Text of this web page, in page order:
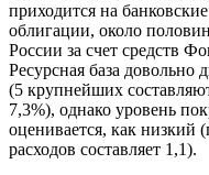
приходится на
облигации, около
России за счет средств
Ресурсная база довольно
(5 крупнейших
7,3%), однако уровень
оценивается, как
расходов составляет 1,1).